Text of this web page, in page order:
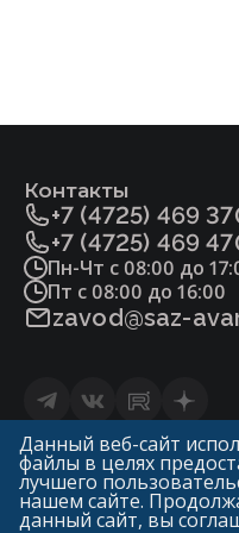
Сталь
Сталь
«мягкое»
Контакты
+7 (4725) 469
+7 (4725) 469
Пн-Чт с 08:00 до
Пт с 08:00 до 16:00
zavod@saz-
© «ГК Авангард»
Статьи
Политика
персональных данных
Данный веб-сайт
файлы в целях
лучшего
нашем сайте.
данный сайт, вы